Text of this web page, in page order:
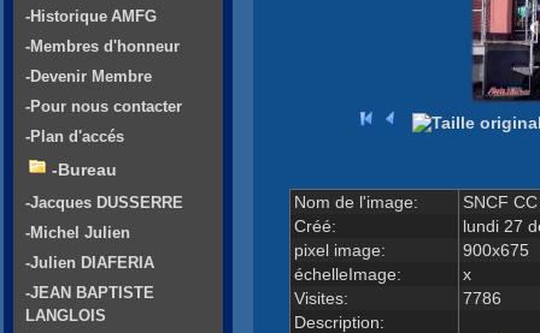
Nom de l'image:
SNCF
Créé:
lundi 27
pixel image:
900x675
échelleImage:
x
Visites:
7786
Description:
-Historique AMFG
-Membres d'honneur
-Devenir Membre
-Pour nous contacter
-Plan d'accés
-Bureau
-Jacques DUSSERRE
-Michel Julien
-Julien DIAFERIA
-JEAN BAPTISTE
LANGLOIS